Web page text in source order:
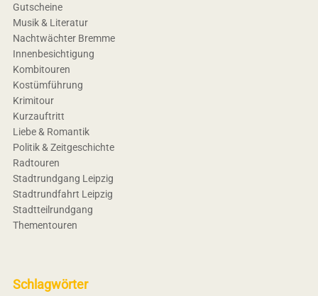
Gutscheine
Musik & Literatur
Nachtwächter Bremme
Innenbesichtigung
Kombitouren
Kostümführung
Krimitour
Kurzauftritt
Liebe & Romantik
Politik & Zeitgeschichte
Radtouren
Stadtrundgang Leipzig
Stadtrundfahrt Leipzig
Stadtteilrundgang
Thementouren
Schlagwörter